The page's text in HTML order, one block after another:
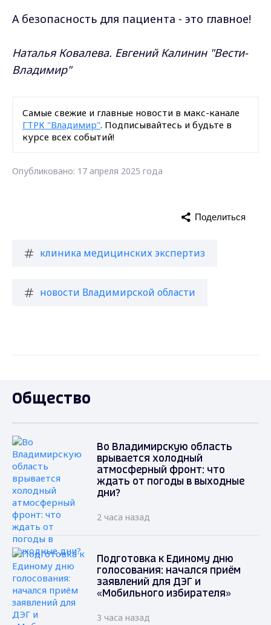
А безопасность для пациента - это главное!
Наталья Ковалева. Евгений Калинин "Вести-
Владимир"
Самые свежие и главные новости в макс-канале
ГТРК "Владимир". Подписывайтесь и будьте в
курсе всех событий!
Опубликовано: 17 апреля 2025 года
клиника медицинских экспертиз
новости Владимирской области
Поделиться
Общество
Во Владимирскую область
врывается холодный
атмосферный фронт: что
ждать от погоды в выходные
дни?
2 часа назад
Подготовка к Единому дню
голосования: начался приём
заявлений для ДЭГ и
«Мобильного избирателя»
3 часа назад